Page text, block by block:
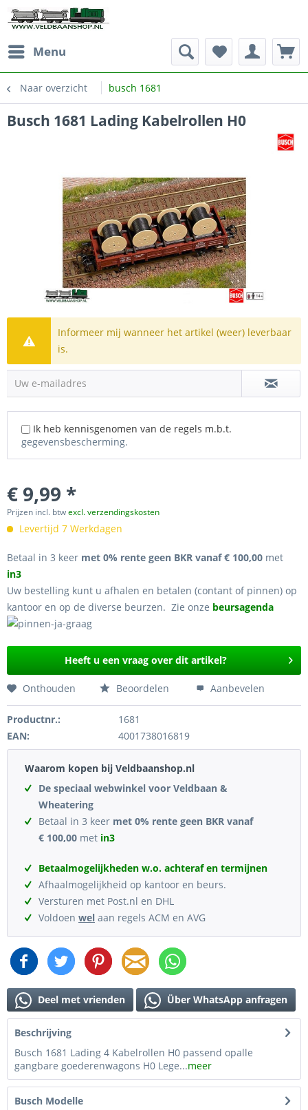
Menu
Naar overzicht busch 1681
Busch 1681 Lading Kabelrollen H0
Informeer mij wanneer het artikel (weer) leverbaar
is.
Uw e-mailadres
Ik heb kennisgenomen van de regels m.b.t.
gegevensbescherming.
€ 9,99 *
Prijzen incl. btwexcl. verzendingskosten
Levertijd 7 Werkdagen
Betaal in 3 keer met 0% rente geen BKR vanaf € 100,00 met
in3
Uw bestelling kunt u afhalen en betalen (contant of pinnen) op
kantoor en op de diverse beurzen. Zie onze beursagenda
Heeft u een vraag over dit artikel?
Onthouden Beoordelen Aanbevelen
Productnr.:
1681
EAN:
4001738016819
Waarom kopen bij Veldbaanshop.nl
De speciaal webwinkel voor Veldbaan &
Wheatering
Betaal in 3 keer met 0% rente geen BKR vanaf
€ 100,00 met in3
Betaalmogelijkheden w.o. achteraf en termijnen
Afhaalmogelijkheid op kantoor en beurs.
Versturen met Post.nl en DHL
Voldoen wel aan regels ACM en AVG
Deel met vrienden Über WhatsApp anfragen
Beschrijving
Busch 1681 Lading 4 Kabelrollen H0 passend opalle
gangbare goederenwagons H0 Lege...meer
Busch Modelle